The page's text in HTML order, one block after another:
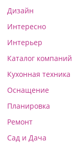
Дизайн
Интересно
Интерьер
Каталог компаний
Кухонная техника
Оснащение
Планировка
Ремонт
Сад и Дача